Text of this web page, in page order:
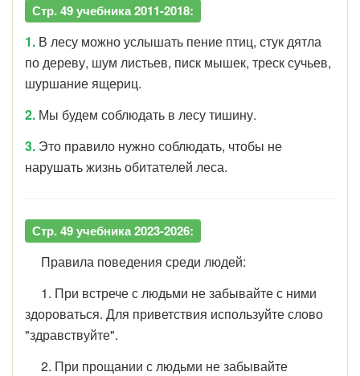
Стр. 49 учебника 2011-2018:
1. В лесу можно услышать пение птиц, стук дятла
по дереву, шум листьев, писк мышек, треск сучьев,
шуршание ящериц.
2. Мы будем соблюдать в лесу тишину.
3. Это правило нужно соблюдать, чтобы не
нарушать жизнь обитателей леса.
Стр. 49 учебника 2023-2026:
Правила поведения среди людей:
1. При встрече с людьми не забывайте с ними
здороваться. Для приветствия используйте слово
"здравствуйте".
2. При прощании с людьми не забывайте